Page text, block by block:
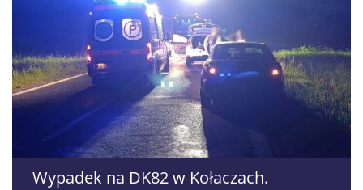
Wypadek na DK82 w Kołaczach.